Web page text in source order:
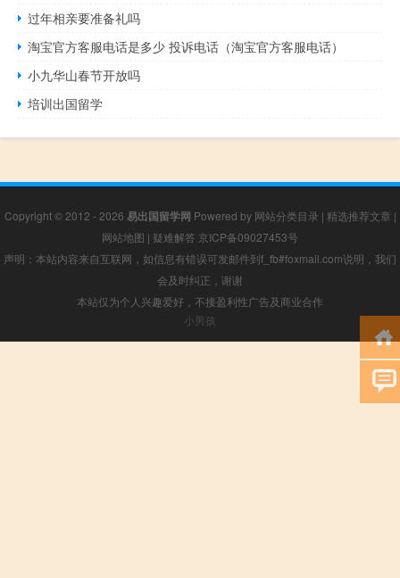
过年相亲要准备礼吗
淘宝官方客服电话是多少 投诉电话（淘宝官方客服电话）
小九华山春节开放吗
培训出国留学
Copyright © 2012 - 2026 易出国留学网 Powered by 网站分类目录 | 精选推荐文章 |
网站地图 | 疑难解答 京ICP备09027453号
声明：本站内容来自互联网，如信息有错误可发邮件到f_fb#foxmail.com说明，我们
会及时纠正，谢谢
本站仅为个人兴趣爱好，不接盈利性广告及商业合作
小男孩